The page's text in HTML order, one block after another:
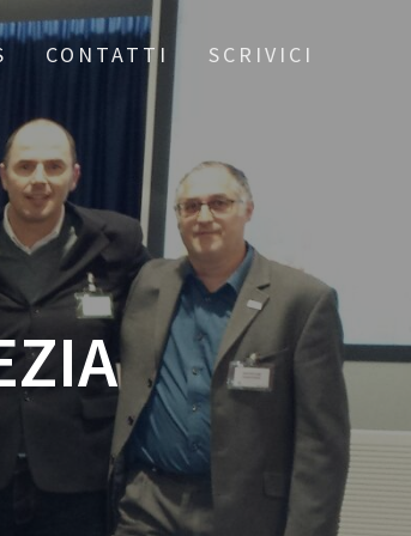
CONTATTI SCRIVICI